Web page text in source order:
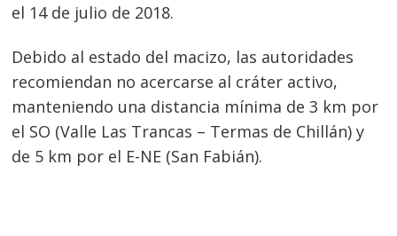
el 14 de julio de 2018.
Debido al estado del macizo, las autoridades
recomiendan no acercarse al cráter activo,
manteniendo una distancia mínima de 3 km por
el SO (Valle Las Trancas – Termas de Chillán) y
de 5 km por el E-NE (San Fabián).
Navegación
de